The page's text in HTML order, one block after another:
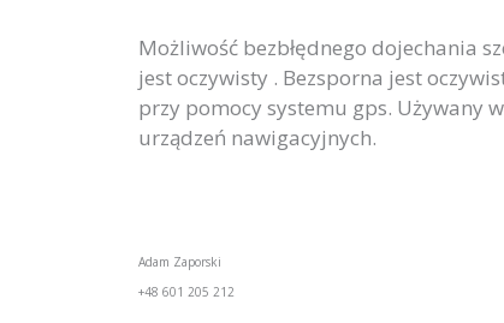
Możliwość bezbłędnego dojechania
jest oczywisty . Bezsporna jest
przy pomocy systemu gps. Używany
urządzeń nawigacyjnych.
Adam Zaporski
+48 601 205 212